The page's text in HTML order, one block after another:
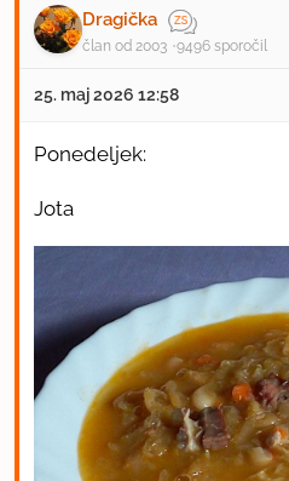
Dragička
član od 2003 9496 sporočil
25. maj 2026 12:58
Ponedeljek:
Jota